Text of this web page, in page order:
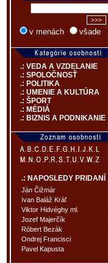
v menách všade
.: VEDA A VZDELANIE
.: SPOLOČNOSŤ
.: POLITIKA
.: UMENIE A KULTÚRA
.: ŠPORT
.: MÉDIÁ
.: BIZNIS A PODNIKANIE
.: NAPOSLEDY PRIDANÍ
Ján Čižmár
Ivan Baláž Kráľ
Viktor Hidvéghy ml.
Jozef Majerčík
Róbert Bezák
Ondrej Francisci
Pavel Kapusta